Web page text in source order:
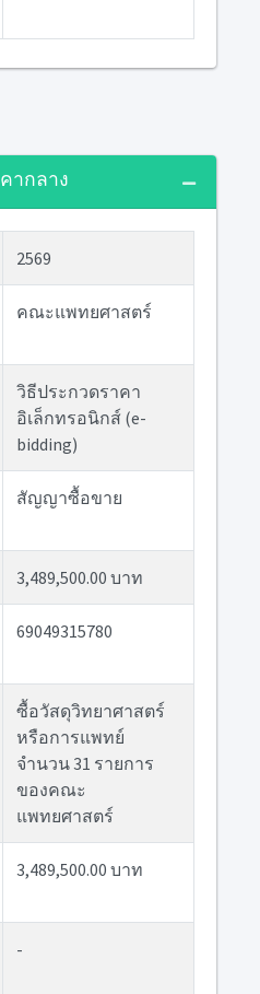
ากลาง
2569
คณะแพทยศาสตร์
วิธีประกวดราคา
อิเล็กทรอนิกส์ (e-
bidding)
สัญญาซื้อขาย
3,489,500.00 บาท
69049315780
ซื้อวัสดุวิทยาศาสตร์
หรือการแพทย์
จำนวน 31 รายการ
ของคณะ
แพทยศาสตร์
3,489,500.00 บาท
-